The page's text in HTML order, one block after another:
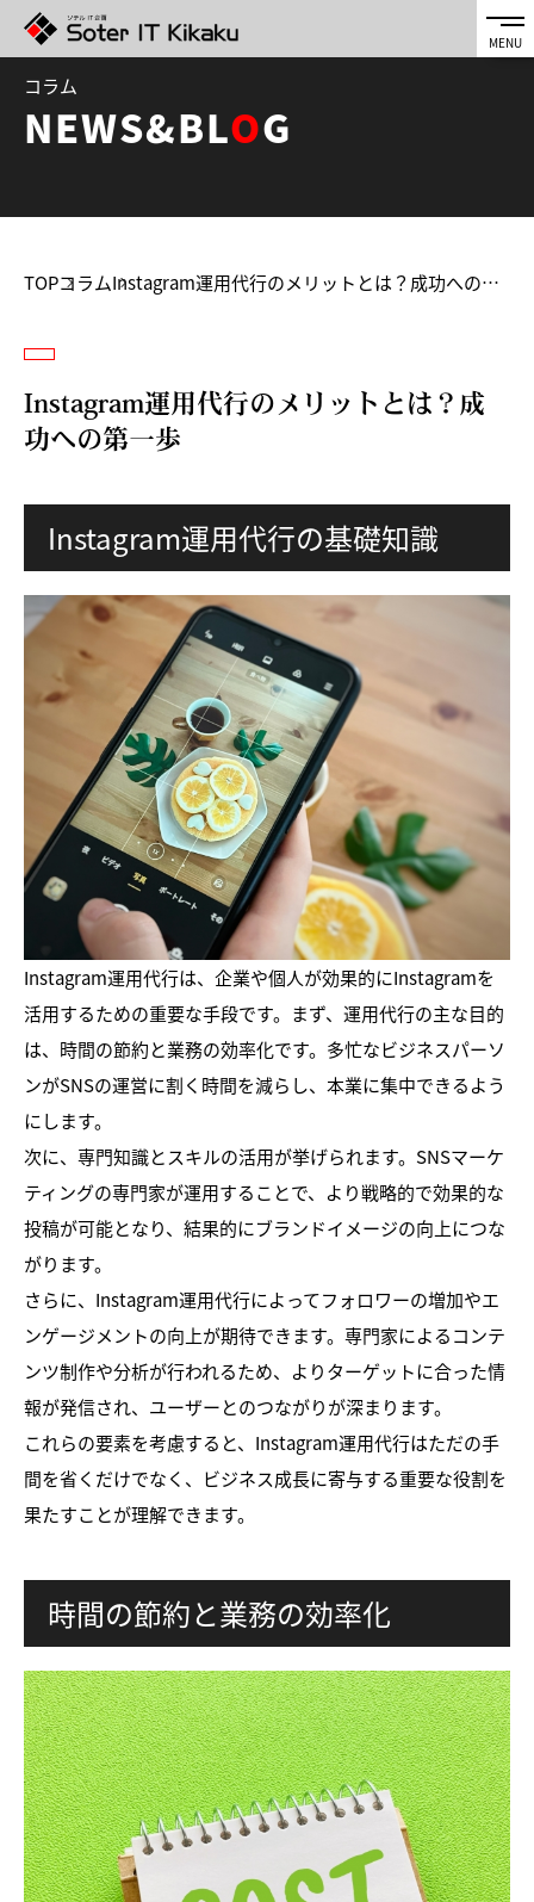
コラム
NEWS&BLOG
TOPコラム Instagram運用代行のメリットとは？成功への第一歩
Instagram運用代行のメリットとは？成
功への第一歩
Instagram運用代行の基礎知識
Instagram運用代行は、企業や個人が効果的にInstagramを
活用するための重要な手段です。まず、運用代行の主な目的
は、時間の節約と業務の効率化です。多忙なビジネスパーソ
ンがSNSの運営に割く時間を減らし、本業に集中できるよう
にします。
次に、専門知識とスキルの活用が挙げられます。SNSマーケ
ティングの専門家が運用することで、より戦略的で効果的な
投稿が可能となり、結果的にブランドイメージの向上につな
がります。
さらに、Instagram運用代行によってフォロワーの増加やエ
ンゲージメントの向上が期待できます。専門家によるコンテ
ンツ制作や分析が行われるため、よりターゲットに合った情
報が発信され、ユーザーとのつながりが深まります。
これらの要素を考慮すると、Instagram運用代行はただの手
間を省くだけでなく、ビジネス成長に寄与する重要な役割を
果たすことが理解できます。
時間の節約と業務の効率化